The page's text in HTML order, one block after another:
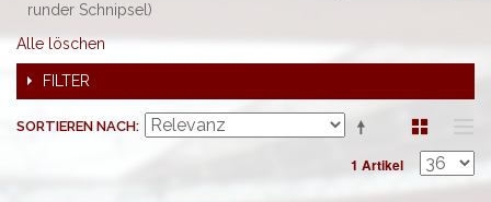
runder Schnipsel)
Alle löschen
FILTER
SORTIEREN NACH
1 Artikel